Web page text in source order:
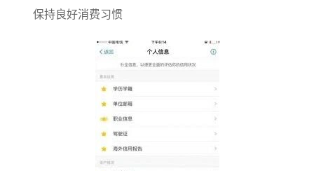
保持良好消费习惯